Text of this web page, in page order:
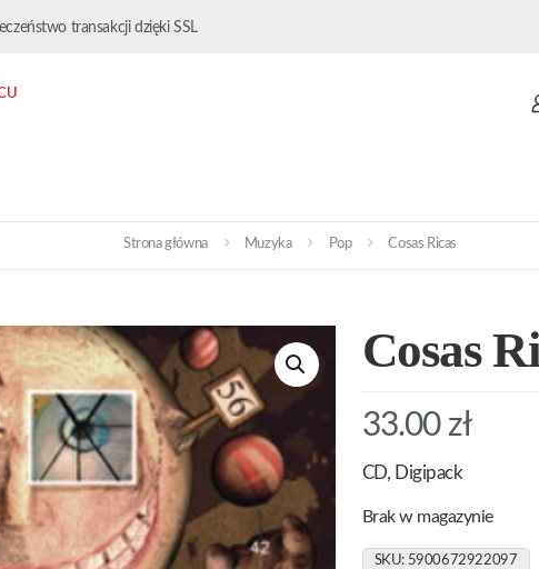
transakcji dzięki SSL
Strona główna Muzyka Pop Cosas Ricas
Cosas
33.00 zł
CD, Digipack
Brak w magazynie
SKU: 5900672922097